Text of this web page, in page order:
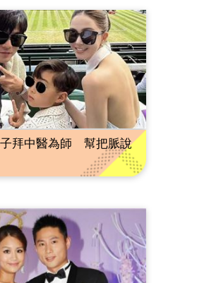
子拜中醫為師 幫把脈說